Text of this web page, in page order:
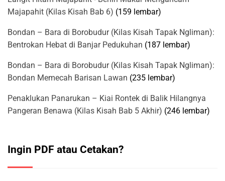
Majapahit (Kilas Kisah Bab 6) (159 lembar)
Bondan – Bara di Borobudur (Kilas Kisah Tapak Ngliman):
Bentrokan Hebat di Banjar Pedukuhan (187 lembar)
Bondan – Bara di Borobudur (Kilas Kisah Tapak Ngliman):
Bondan Memecah Barisan Lawan (235 lembar)
Penaklukan Panarukan – Kiai Rontek di Balik Hilangnya
Pangeran Benawa (Kilas Kisah Bab 5 Akhir) (246 lembar)
Ingin PDF atau Cetakan?